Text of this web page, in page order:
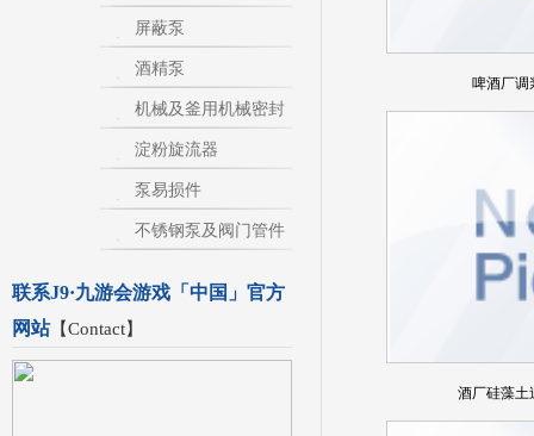
屏蔽泵
酒精泵
机械及釜用机械密封
淀粉旋流器
泵易损件
不锈钢泵及阀门管件
联系J9·九游会游戏「中国」官方
网站【Contact】
啤酒厂调
酒厂硅藻土